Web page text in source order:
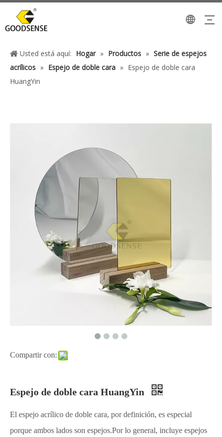
Usted está aquí: Hogar » Productos » Serie de espejos
acrílicos » Espejo de doble cara » Espejo de doble cara
HuangYin
Compartir con:
Espejo de doble cara HuangYin
El espejo acrílico de doble cara, por definición, es especial
porque ambos lados son espejos.Por lo general, incluye espejos